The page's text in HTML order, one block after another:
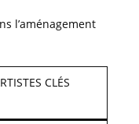
l’aménagement
CLÉS